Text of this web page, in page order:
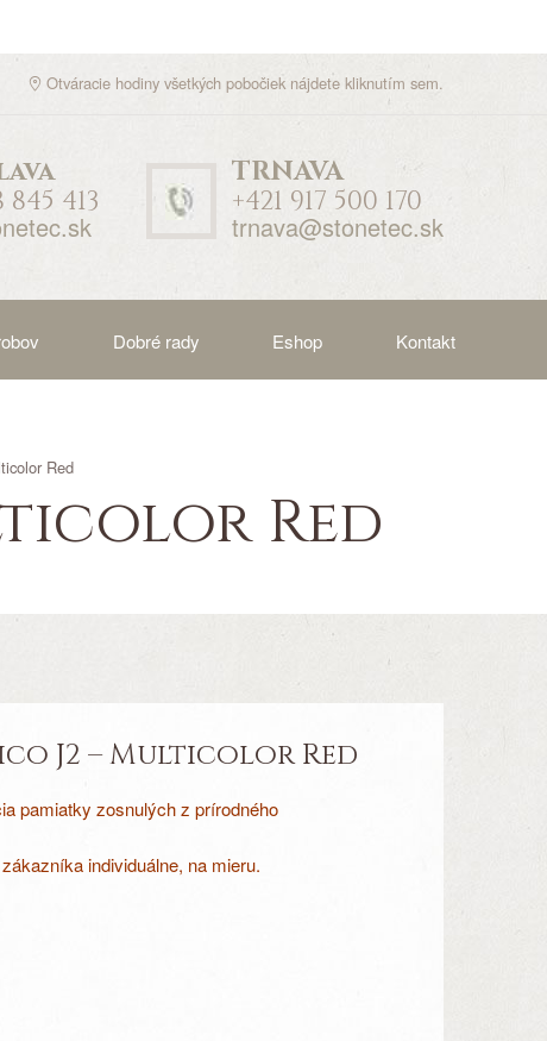
Otváracie hodiny všetkých pobočiek nájdete kliknutím sem.
845 413
TRNAVA
+421 917 500 170
trnava@stonetec.sk
Dobré rady Eshop Kontakt
Red
Red
J2 – Multicolor Red
pamiatky zosnulých z prírodného
individuálne, na mieru.